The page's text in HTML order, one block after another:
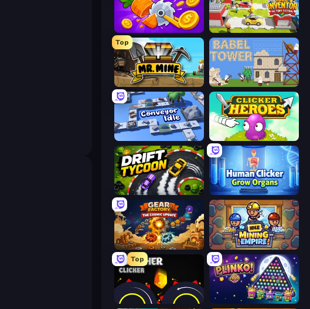
Farm Ring Idle Idle Inventor
Top
Mr. Mine Babel Tower
Conveyor Idle Clicker Heroes
Drift Tycoon Human Clicker: Grow Organs
Gear Factory Idle Mining Empire
Top
Crusher Clicker PLINKO!